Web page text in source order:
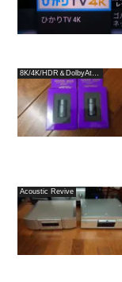
Acoustic Revive